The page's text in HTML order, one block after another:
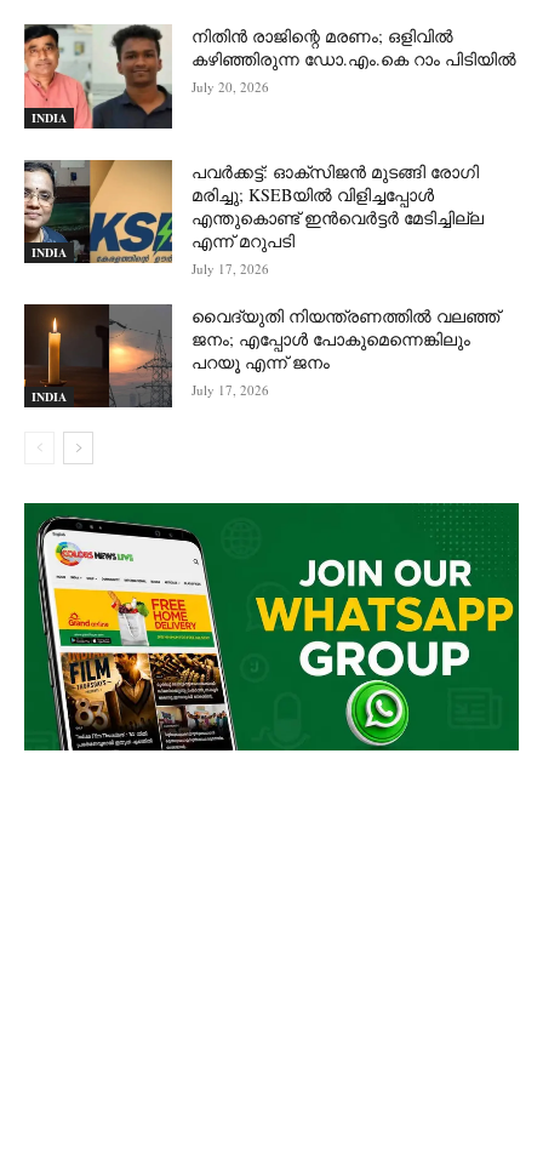
INDIA
നിതിൻ രാജിന്റെ മരണം; ഒളിവിൽ
കഴിഞ്ഞിരുന്ന ഡോ.എം.കെ റാം പിടിയിൽ
July 20, 2026
INDIA
പവർക്കട്ട്: ഓക്‌സിജൻ മുടങ്ങി രോഗി
മരിച്ചു; KSEBയിൽ വിളിച്ചപ്പോൾ
എന്തുകൊണ്ട് ഇൻവെർട്ടർ മേടിച്ചില്ല
എന്ന് മറുപടി
July 17, 2026
INDIA
വൈദ്യുതി നിയന്ത്രണത്തിൽ വലഞ്ഞ്
ജനം; എപ്പോൾ പോകുമെന്നെങ്കിലും
പറയൂ എന്ന് ജനം
July 17, 2026